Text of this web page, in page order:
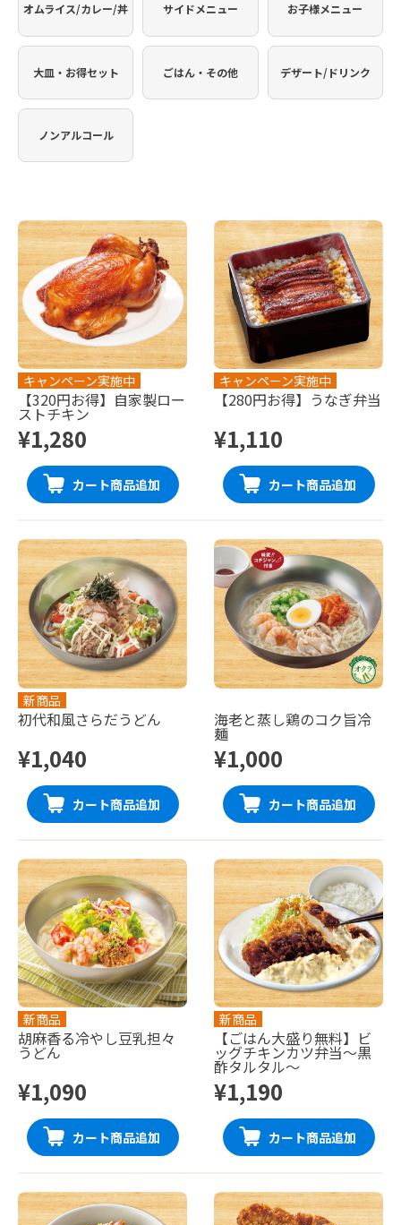
オムライス/カレー/丼 サイドメニュー お子様メニュー
大皿・お得セット ごはん・その他 デザート/ドリンク
ノンアルコール
キャンペーン実施中
【320円お得】自家製ロー
ストチキン
¥1,280
カート商品追加
キャンペーン実施中
【280円お得】うなぎ弁当
¥1,110
カート商品追加
新商品
初代和風さらだうどん
¥1,040
カート商品追加
海老と蒸し鶏のコク旨冷
麺
¥1,000
カート商品追加
新商品
胡麻香る冷やし豆乳担々
うどん
¥1,090
カート商品追加
新商品
【ごはん大盛り無料】ビ
ッグチキンカツ弁当〜黒
酢タルタル〜
¥1,190
カート商品追加